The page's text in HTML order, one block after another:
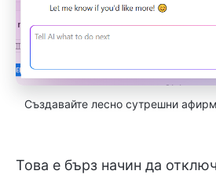
Създавайте лесно сутрешни
Това е бърз начин да